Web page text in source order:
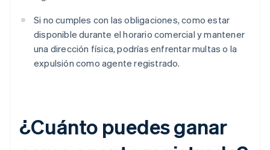
Si no cumples con las obligaciones, como estar
disponible durante el horario comercial y mantener
una dirección física, podrías enfrentar multas o la
expulsión como agente registrado.
¿Cuánto puedes ganar